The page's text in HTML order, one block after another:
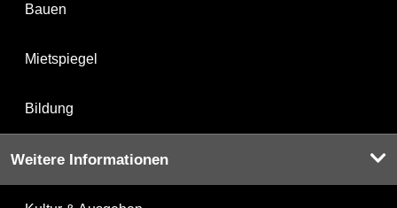
Bauen
Mietspiegel
Bildung
Weitere Informationen